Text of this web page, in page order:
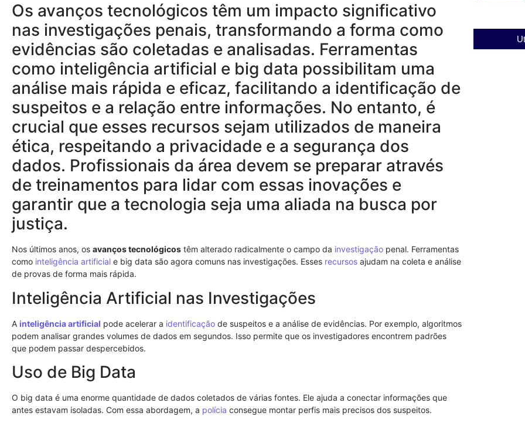
Os avanços tecnológicos têm um impacto significativo
nas investigações penais, transformando a forma como
evidências são coletadas e analisadas. Ferramentas
como inteligência artificial e big data possibilitam uma
análise mais rápida e eficaz, facilitando a identificação de
suspeitos e a relação entre informações. No entanto, é
crucial que esses recursos sejam utilizados de maneira
ética, respeitando a privacidade e a segurança dos
dados. Profissionais da área devem se preparar através
de treinamentos para lidar com essas inovações e
garantir que a tecnologia seja uma aliada na busca por
justiça.
Nos últimos anos, os avanços tecnológicos têm alterado radicalmente o campo da investigação penal. Ferramentas
como inteligência artificial e big data são agora comuns nas investigações. Esses recursos ajudam na coleta e análise
de provas de forma mais rápida.
Inteligência Artificial nas Investigações
A inteligência artificial pode acelerar a identificação de suspeitos e a análise de evidências. Por exemplo, algoritmos
podem analisar grandes volumes de dados em segundos. Isso permite que os investigadores encontrem padrões
que podem passar despercebidos.
Uso de Big Data
O big data é uma enorme quantidade de dados coletados de várias fontes. Ele ajuda a conectar informações que
antes estavam isoladas. Com essa abordagem, a polícia consegue montar perfis mais precisos dos suspeitos.